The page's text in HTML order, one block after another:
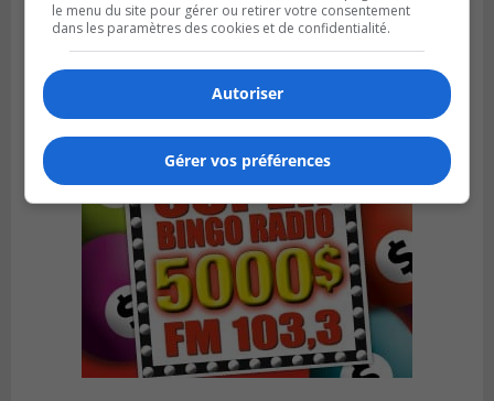
Le soccer à l’honneur au Tournoi
international de Brossard
le menu du site pour gérer ou retirer votre consentement
dans les paramètres des cookies et de confidentialité.
Autoriser
Gérer vos préférences